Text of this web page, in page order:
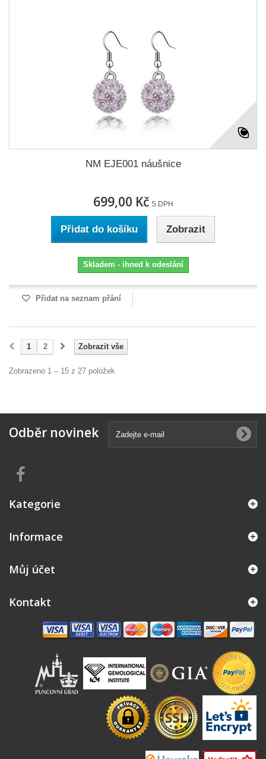
NM EJE001 náušnice
699,00 Kč S DPH
Přidat do košíku Zobrazit
Skladem - ihned k odeslání
Přidat na seznam přání
Zobrazit vše
1 2
Zobrazeno 1 – 15 z 27 položek
Odběr novinek
Kategorie
Informace
Můj účet
Kontakt